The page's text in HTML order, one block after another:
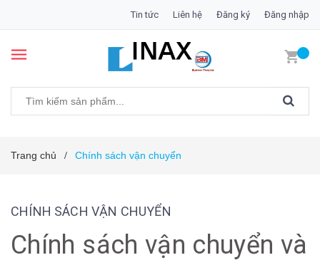
Tin tức Liên hệ Đăng ký Đăng nhập
Trang chủ / Chính sách vận chuyển
CHÍNH SÁCH VẬN CHUYỂN
Chính sách vận chuyển và